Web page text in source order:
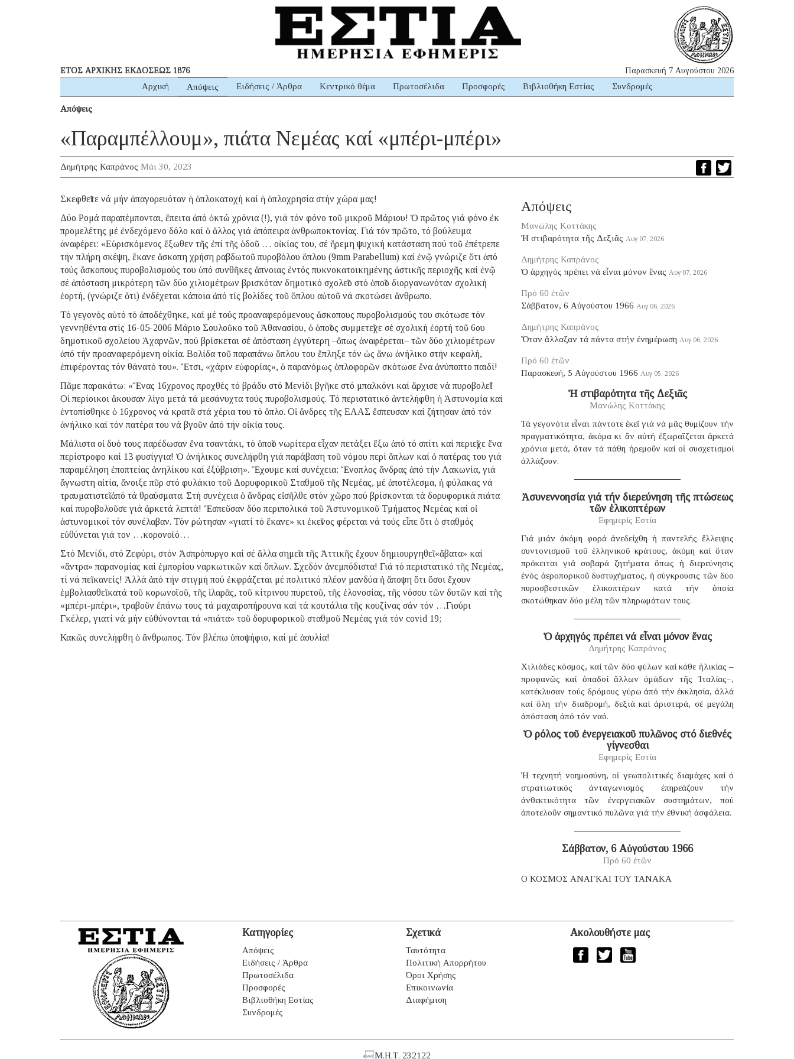
ΕΤΟΣ ΑΡΧΙΚΗΣ ΕΚΔΟΣΕΩΣ 1876 Παρασκευή 7 Αυγούστου 2026
Αρχική Απόψεις Ειδήσεις / Άρθρα Κεντρικό θέμα Πρωτοσέλιδα Προσφορές Βιβλιοθήκη Εστίας Συνδρομές
Απόψεις
«Παραμπέλλουμ», πιάτα Νεμέας καί «μπέρι-μπέρι»
Δημήτρης Καπράνος Μάι 30, 2023
Σκεφθεῖτε νά μήν ἀπαγορευόταν ἡ ὁπλοκατοχή καί ἡ ὁπλοχρησία στήν χώρα μας!
Δύο Ρομά παραπέμπονται, ἔπειτα ἀπό ὀκτώ χρόνια (!), γιά τόν φόνο τοῦ μικροῦ Μάριου! Ὁ πρῶτος γιά φόνο ἐκ
προμελέτης μέ ἐνδεχόμενο δόλο καί ὁ ἄλλος γιά ἀπόπειρα ἀνθρωποκτονίας. Γιά τόν πρῶτο, τό βούλευμα
ἀναφέρει: «Εὑρισκόμενος ἔξωθεν τῆς ἐπί τῆς ὁδοῦ … οἰκίας του, σέ ἤρεμη ψυχική κατάσταση πού τοῦ ἐπέτρεπε
τήν πλήρη σκέψη, ἔκανε ἄσκοπη χρήση ραβδωτοῦ πυροβόλου ὅπλου (9mm Parabellum) καί ἐνῷ γνώριζε ὅτι ἀπό
τούς ἄσκοπους πυροβολισμούς του ὑπό συνθῆκες ἄπνοιας ἐντός πυκνοκατοικημένης ἀστικῆς περιοχῆς καί ἐνῷ
σέ ἀπόσταση μικρότερη τῶν δύο χιλιομέτρων βρισκόταν δημοτικό σχολεῖο στό ὁποῖο διοργανωνόταν σχολική
ἑορτή, (γνώριζε ὅτι) ἐνδέχεται κάποια ἀπό τίς βολίδες τοῦ ὅπλου αὐτοῦ νά σκοτώσει ἄνθρωπο.
Τό γεγονός αὐτό τό ἀποδέχθηκε, καί μέ τούς προαναφερόμενους ἄσκοπους πυροβολισμούς του σκότωσε τόν
γεννηθέντα στίς 16-05-2006 Μάριο Σουλοῦκο τοῦ Ἀθανασίου, ὁ ὁποῖος συμμετεῖχε σέ σχολική ἑορτή τοῦ 6ου
δημοτικοῦ σχολείου Ἀχαρνῶν, πού βρίσκεται σέ ἀπόσταση ἐγγύτερη –ὅπως ἀναφέρεται– τῶν δύο χιλιομέτρων
ἀπό τήν προαναφερόμενη οἰκία. Βολίδα τοῦ παραπάνω ὅπλου του ἔπληξε τόν ὡς ἄνω ἀνήλικο στήν κεφαλή,
ἐπιφέροντας τόν θάνατό του». Ἔτσι, «χάριν εὐφορίας», ὁ παρανόμως ὁπλοφορῶν σκότωσε ἕνα ἀνύποπτο παιδί!
Πᾶμε παρακάτω: «Ἔνας 16χρονος προχθές τό βράδυ στό Μενίδι βγῆκε στό μπαλκόνι καί ἄρχισε νά πυροβολεῖ!
Οἱ περίοικοι ἄκουσαν λίγο μετά τά μεσάνυχτα τούς πυροβολισμούς. Τό περιστατικό ἀντελήφθη ἡ Ἀστυνομία καί
ἐντοπίσθηκε ὁ 16χρονος νά κρατᾶ στά χέρια του τό ὅπλο. Οἱ ἄνδρες τῆς ΕΛΑΣ ἔσπευσαν καί ζήτησαν ἀπό τόν
ἀνήλικο καί τόν πατέρα του νά βγοῦν ἀπό τήν οἰκία τους.
Μάλιστα οἱ δυό τους παρέδωσαν ἕνα τσαντάκι, τό ὁποῖο νωρίτερα εἶχαν πετάξει ἔξω ἀπό τό σπίτι καί περιεῖχε ἕνα
περίστροφο καί 13 φυσίγγια! Ὁ ἀνήλικος συνελήφθη γιά παράβαση τοῦ νόμου περί ὅπλων καί ὁ πατέρας του γιά
παραμέληση ἐποπτείας ἀνηλίκου καί ἐξύβριση». Ἔχουμε καί συνέχεια: Ἔνοπλος ἄνδρας ἀπό τήν Λακωνία, γιά
ἄγνωστη αἰτία, ἄνοιξε πῦρ στό φυλάκιο τοῦ Δορυφορικοῦ Σταθμοῦ τῆς Νεμέας, μέ ἀποτέλεσμα, ἡ φύλακας νά
τραυματιστεῖ ἀπό τά θραύσματα. Στή συνέχεια ὁ ἄνδρας εἰσῆλθε στόν χῶρο πού βρίσκονται τά δορυφορικά πιάτα
καί πυροβολοῦσε γιά ἀρκετά λεπτά! Ἔσπεῦσαν δύο περιπολικά τοῦ Ἀστυνομικοῦ Τμήματος Νεμέας καί οἱ
ἀστυνομικοί τόν συνέλαβαν. Τόν ρώτησαν «γιατί τό ἔκανε» κι ἐκεῖνος φέρεται νά τούς εἶπε ὅτι ὁ σταθμός
εὐθύνεται γιά τον …κορονοϊό…
Στό Μενίδι, στό Ζεφύρι, στόν Ἀσπρόπυργο καί σέ ἄλλα σημεῖα τῆς Ἀττικῆς ἔχουν δημιουργηθεῖ «ἄβατα» καί
«ἄντρα» παρανομίας καί ἐμπορίου ναρκωτικῶν καί ὅπλων. Σχεδόν ἀνεμπόδιστα! Γιά τό περιστατικό τῆς Νεμέας,
τί νά πεῖ κανείς! Ἀλλά ἀπό τήν στιγμή πού ἐκφράζεται μέ πολιτικό πλέον μανδύα ἡ ἄποψη ὅτι ὅσοι ἔχουν
ἐμβολιασθεῖ κατά τοῦ κορωνοϊοῦ, τῆς ἱλαρᾶς, τοῦ κίτρινου πυρετοῦ, τῆς ἑλονοσίας, τῆς νόσου τῶν δυτῶν καί τῆς
«μπέρι-μπέρι», τραβοῦν ἐπάνω τους τά μαχαιροπήρουνα καί τά κουτάλια τῆς κουζίνας σάν τόν …Γιούρι
Γκέλερ, γιατί νά μήν εὐθύνονται τά «πιάτα» τοῦ δορυφορικοῦ σταθμοῦ Νεμέας γιά τόν covid 19;
Κακῶς συνελήφθη ὁ ἄνθρωπος. Τόν βλέπω ὑποψήφιο, καί μέ ἀσυλία!
Απόψεις
Μανώλης Κοττάκης
Ἡ στιβαρότητα τῆς Δεξιᾶς Αυγ 07, 2026
Δημήτρης Καπράνος
Ὁ ἀρχηγός πρέπει νά εἶναι μόνον ἕνας Αυγ 07, 2026
Πρό 60 ἐτῶν
Σάββατον, 6 Αὐγούστου 1966 Αυγ 06, 2026
Δημήτρης Καπράνος
Ὅταν ἄλλαξαν τά πάντα στήν ἐνημέρωση Αυγ 06, 2026
Πρό 60 ἐτῶν
Παρασκευή, 5 Αὐγούστου 1966 Αυγ 05, 2026
Ἡ στιβαρότητα τῆς Δεξιᾶς
Μανώλης Κοττάκης
Τά γεγονότα εἶναι πάντοτε ἐκεῖ γιά νά μᾶς θυμίζουν τήν
πραγματικότητα, ἀκόμα κι ἄν αὐτή ἐξωραΐζεται ἀρκετά
χρόνια μετά, ὅταν τά πάθη ἠρεμοῦν καί οἱ συσχετισμοί
ἀλλάζουν.
Ἀσυνεννοησία γιά τήν διερεύνηση τῆς πτώσεως
τῶν ἑλικοπτέρων
Εφημερίς Εστία
Γιά μιάν ἀκόμη φορά ἀνεδείχθη ἡ παντελής ἔλλειψις
συντονισμοῦ τοῦ ἑλληνικοῦ κράτους, ἀκόμη καί ὅταν
πρόκειται γιά σοβαρά ζητήματα ὅπως ἡ διερεύνησις
ἑνός ἀεροπορικοῦ δυστυχήματος, ἡ σύγκρουσις τῶν δύο
πυροσβεστικῶν ἑλικοπτέρων κατά τήν ὁποία
σκοτώθηκαν δύο μέλη τῶν πληρωμάτων τους.
Ὁ ἀρχηγός πρέπει νά εἶναι μόνον ἕνας
Δημήτρης Καπράνος
Χιλιάδες κόσμος, καί τῶν δύο φύλων καί κάθε ἡλικίας –
προφανῶς καί ὀπαδοί ἄλλων ὁμάδων τῆς Ἰταλίας–,
κατέκλυσαν τούς δρόμους γύρω ἀπό τήν ἐκκλησία, ἀλλά
καί ὅλη τήν διαδρομή, δεξιά καί ἀριστερά, σέ μεγάλη
ἀπόσταση ἀπό τόν ναό.
Ὁ ρόλος τοῦ ἐνεργειακοῦ πυλῶνος στό διεθνές
γίγνεσθαι
Εφημερίς Εστία
Ἡ τεχνητή νοημοσύνη, οἱ γεωπολιτικές διαμάχες καί ὁ
στρατιωτικός ἀνταγωνισμός ἐπηρεάζουν τήν
ἀνθεκτικότητα τῶν ἐνεργειακῶν συστημάτων, πού
ἀποτελοῦν σημαντικό πυλῶνα γιά τήν ἐθνική ἀσφάλεια.
Σάββατον, 6 Αὐγούστου 1966
Πρό 60 ἐτῶν
Ο ΚΟΣΜΟΣ ΑΝΑΓΚΑΙ ΤΟΥ ΤΑΝΑΚΑ
Κατηγορίες
Απόψεις
Ειδήσεις / Άρθρα
Πρωτοσέλιδα
Προσφορές
Βιβλιοθήκη Εστίας
Συνδρομές
Σχετικά
Ταυτότητα
Πολιτική Απορρήτου
Όροι Χρήσης
Επικοινωνία
Διαφήμιση
Ακολουθήστε μας
Μ.Η.Τ. 232122